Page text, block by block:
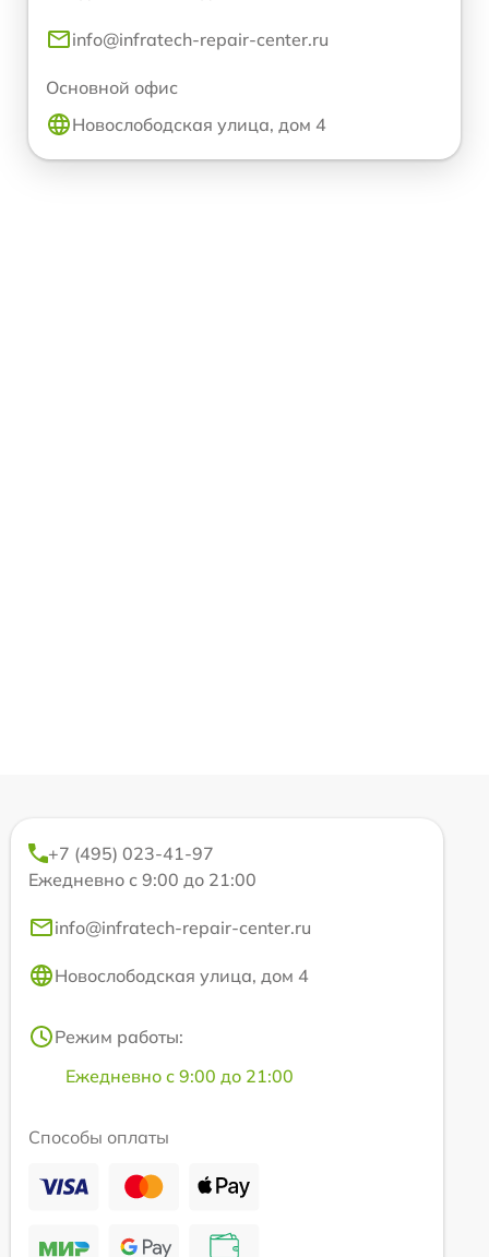
info@infratech-repair-center.ru
Основной офис
Новослободская улица, дом 4
+7 (495) 023-41-97
Ежедневно с 9:00 до 21:00
info@infratech-repair-center.ru
Новослободская улица, дом 4
Режим работы:
Ежедневно с 9:00 до 21:00
Способы оплаты